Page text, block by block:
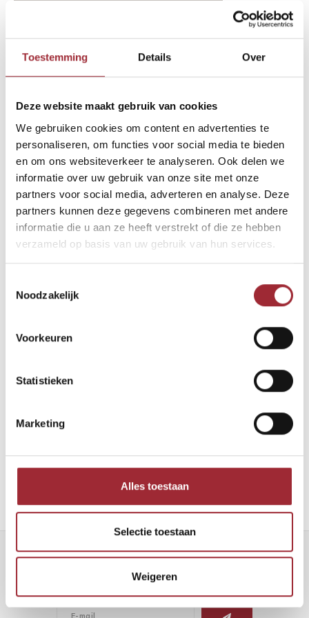
Toestemming Details Over
Deze website maakt gebruik van cookies
We gebruiken cookies om content en advertenties te
personaliseren, om functies voor social media te bieden
en om ons websiteverkeer te analyseren. Ook delen we
informatie over uw gebruik van onze site met onze
partners voor social media, adverteren en analyse. Deze
partners kunnen deze gegevens combineren met andere
informatie die u aan ze heeft verstrekt of die ze hebben
verzameld op basis van uw gebruik van hun services.
Noodzakelijk
Voorkeuren
Statistieken
Marketing
Alles toestaan
Selectie toestaan
Weigeren
Andere Binnenkijkers die u
wellicht ook interesseren
Lees meer
Nieuwsbrief
Ontvang de laatste updates, nieuws en aanbiedingen via email